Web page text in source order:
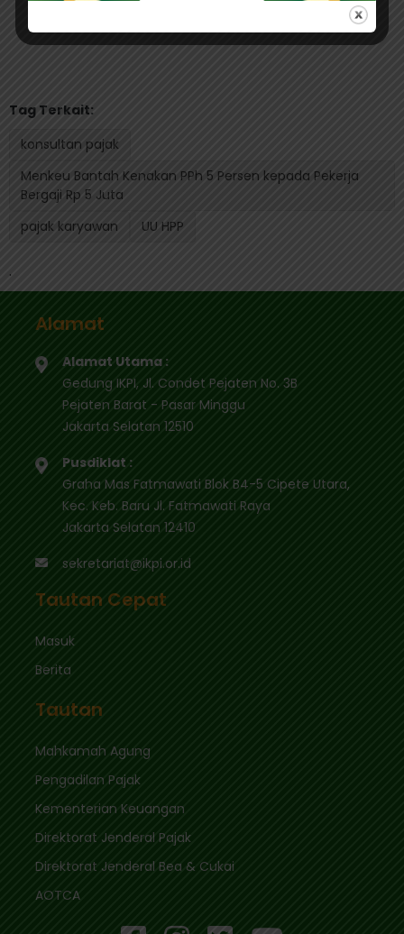
Tag Terkait:
konsultan pajak
Menkeu Bantah Kenakan PPh 5 Persen kepada Pekerja
Bergaji Rp 5 Juta
pajak karyawan
UU HPP
.
Alamat
Alamat Utama :
Gedung IKPI, Jl. Condet Pejaten No. 3B
Pejaten Barat - Pasar Minggu
Jakarta Selatan 12510
Pusdiklat :
Graha Mas Fatmawati Blok B4-5 Cipete Utara,
Kec. Keb. Baru Jl. Fatmawati Raya
Jakarta Selatan 12410
sekretariat@ikpi.or.id
Tautan Cepat
Masuk
Berita
Tautan
Mahkamah Agung
Pengadilan Pajak
Kementerian Keuangan
Direktorat Jenderal Pajak
Direktorat Jenderal Bea & Cukai
AOTCA